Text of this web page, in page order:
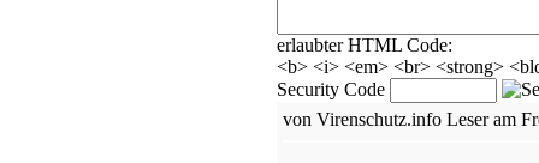
erlaubter HTML Code:
<b> <i> <em> <br> <strong>
Security Code
von Virenschutz.info Leser am